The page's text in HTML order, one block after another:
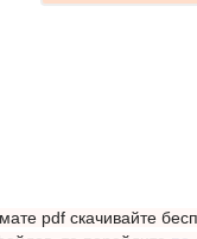
pdf скачивайте